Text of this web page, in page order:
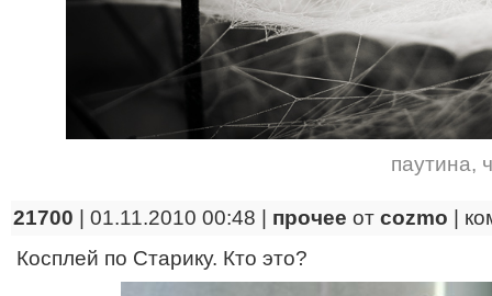
паутина,
21700 | 01.11.2010 00:48 | прочее от cozmo
Косплей по Старику. Кто это?